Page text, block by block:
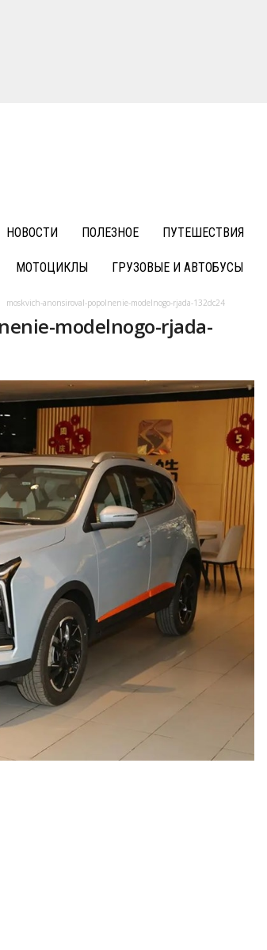
НОВОСТИ ПОЛЕЗНОЕ ПУТЕШЕСТВИЯ
МОТОЦИКЛЫ ГРУЗОВЫЕ И АВТОБУСЫ
moskvich-anonsiroval-popolnenie-modelnogo-rjada-132dc24
modelnogo-rjada-